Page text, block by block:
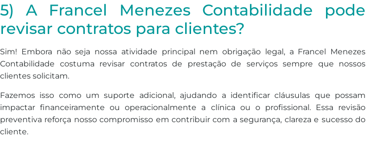
5) A Francel Menezes Contabilidade pode
revisar contratos para clientes?
Sim! Embora não seja nossa atividade principal nem obrigação legal, a Francel Menezes
Contabilidade costuma revisar contratos de prestação de serviços sempre que nossos
clientes solicitam.
Fazemos isso como um suporte adicional, ajudando a identificar cláusulas que possam
impactar financeiramente ou operacionalmente a clínica ou o profissional. Essa revisão
preventiva reforça nosso compromisso em contribuir com a segurança, clareza e sucesso do
cliente.